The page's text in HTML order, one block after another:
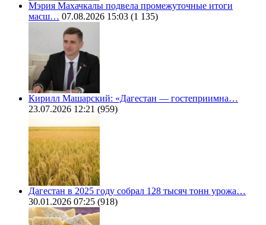
Мэрия Махачкалы подвела промежуточные итоги
масш… 07.08.2026 15:03 (1 135)
Кирилл Машарский: «Дагестан — гостеприимна…
23.07.2026 12:21 (959)
Дагестан в 2025 году собрал 128 тысяч тонн урожа…
30.01.2026 07:25 (918)